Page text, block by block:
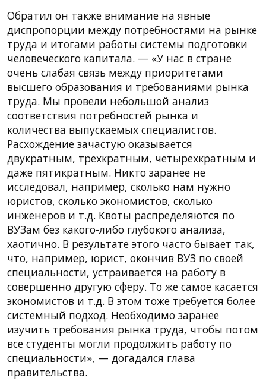
Обратил он также внимание на явные
диспропорции между потребностями на рынке
труда и итогами работы системы подготовки
человеческого капитала. — «У нас в стране
очень слабая связь между приоритетами
высшего образования и требованиями рынка
труда. Мы провели небольшой анализ
соответствия потребностей рынка и
количества выпускаемых специалистов.
Расхождение зачастую оказывается
двукратным, трехкратным, четырехкратным и
даже пятикратным. Никто заранее не
исследовал, например, сколько нам нужно
юристов, сколько экономистов, сколько
инженеров и т.д. Квоты распределяются по
ВУЗам без какого-либо глубокого анализа,
хаотично. В результате этого часто бывает так,
что, например, юрист, окончив ВУЗ по своей
специальности, устраивается на работу в
совершенно другую сферу. То же самое касается
экономистов и т.д. В этом тоже требуется более
системный подход. Необходимо заранее
изучить требования рынка труда, чтобы потом
все студенты могли продолжить работу по
специальности», — догадался глава
правительства.